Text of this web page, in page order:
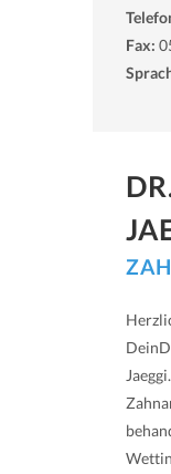
Fax: